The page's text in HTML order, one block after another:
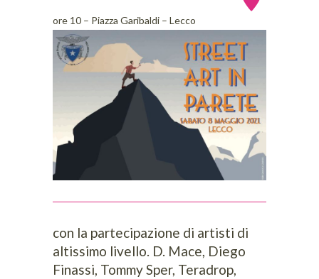
ore 10 – Piazza Garibaldi – Lecco
con la partecipazione di artisti di
altissimo livello. D. Mace, Diego
Finassi, Tommy Sper, Teradrop,